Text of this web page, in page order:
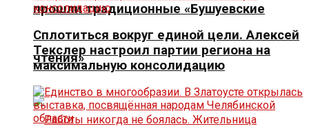
прошли традиционные «Бушуевские
чтения»
Сплотиться вокруг единой цели. Алексей
Текслер настроил партии региона на
максимальную консолидацию